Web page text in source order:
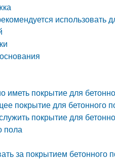
использовать
иметь покрытие для
покрытие для бетонного
покрытие для
пола
за покрытием бетонного